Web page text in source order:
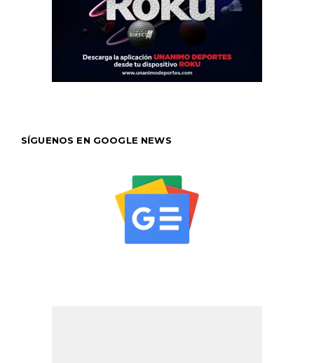
SÍGUENOS EN GOOGLE NEWS